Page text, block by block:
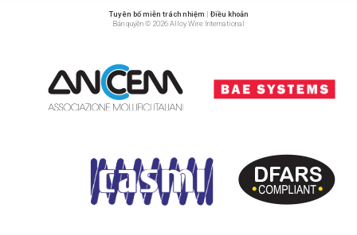
Tuyên bố miễn trách nhiệm | Điều khoản
Bản quyền © 2026 Alloy Wire International